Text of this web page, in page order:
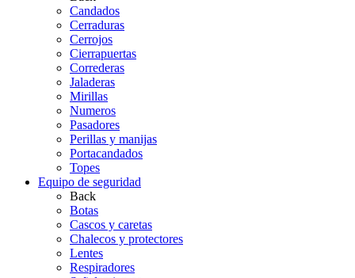
Candados
Cerraduras
Cerrojos
Cierrapuertas
Correderas
Jaladeras
Mirillas
Numeros
Pasadores
Perillas y manijas
Portacandados
Topes
Equipo de seguridad
Back
Botas
Cascos y caretas
Chalecos y protectores
Lentes
Respiradores